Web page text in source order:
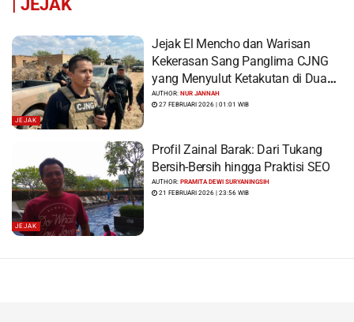
| JEJAK
JEJAK
Jejak El Mencho dan Warisan
Kekerasan Sang Panglima CJNG
yang Menyulut Ketakutan di Dua
Benua
AUTHOR:NUR JANNAH
27 FEBRUARI 2026 | 01:01 WIB
JEJAK
Profil Zainal Barak: Dari Tukang
Bersih-Bersih hingga Praktisi SEO
AUTHOR:PRAMITA DEWI SURYANINGSIH
21 FEBRUARI 2026 | 23:56 WIB